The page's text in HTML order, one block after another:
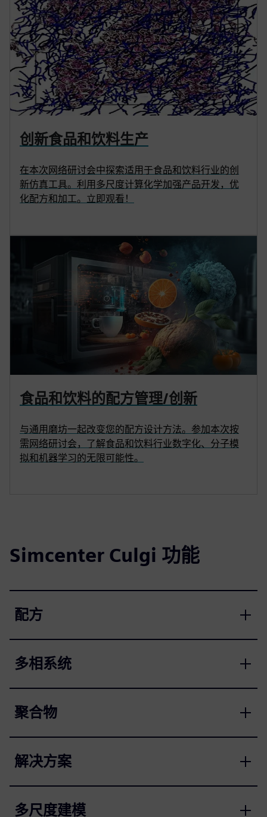
创新食品和饮料生产
在本次网络研讨会中探索适用于食品和饮料行业的创
新仿真工具。利用多尺度计算化学加强产品开发，优
化配方和加工。立即观看！
食品和饮料的配方管理/创新
与通用磨坊一起改变您的配方设计方法。参加本次按
需网络研讨会，了解食品和饮料行业数字化、分子模
拟和机器学习的无限可能性。
Simcenter Culgi 功能
配方
多相系统
聚合物
解决方案
多尺度建模